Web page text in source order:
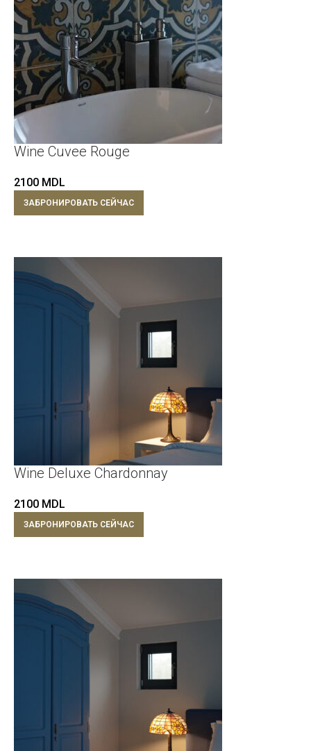
Wine Cuvee Rouge
2100 MDL
ЗАБРОНИРОВАТЬ СЕЙЧАС
Wine Deluxe Chardonnay
2100 MDL
ЗАБРОНИРОВАТЬ СЕЙЧАС